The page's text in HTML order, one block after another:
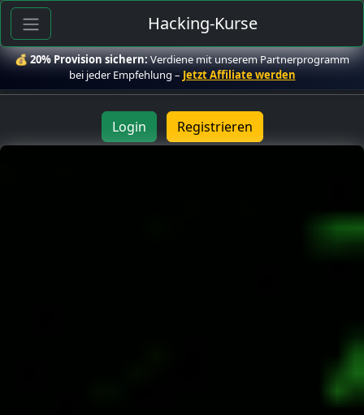
Hacking-Kurse
💰20% Provision sichern:Verdiene mit unserem Partnerprogramm
bei jeder Empfehlung – Jetzt Affiliate werden
Login Registrieren